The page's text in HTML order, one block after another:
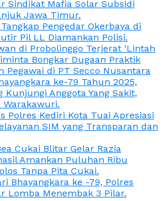
Sindikat Mafia Solar Subsidi
Jawa Timur.
Pengedar Okerbaya di
Pil LL Diamankan Polisi.
di Probolinggo Terjerat ‘Lintah
Bongkar Dugaan Praktik
Pegawai di PT Secco Nusantara
ke-79 Tahun 2025,
Kunjungi Anggota Yang Sakit,
Polres Kediri Kota Tuai Apresiasi
SIM yang Transparan dan
Cukai Blitar Gelar Razia
Amankan Puluhan Ribu
Tanpa Pita Cukai.
Bhayangkara ke -79, Polres
Lomba Menembak 3 Pilar.